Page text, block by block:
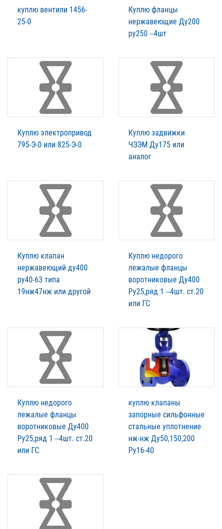
куплю вентили 1456-
25-0
Куплю фланцы
нержавеющие Ду200
ру250 --4шт
Куплю электропривод
795-Э-0 или 825-Э-0
Куплю задвижки
ЧЗЭМ Ду175 или
аналог
Куплю клапан
нержавеющий ду400
ру40-63 типа
19нж47нж или другой
Куплю недорого
лежалые фланцы
воротниковые Ду400
Ру25,ряд 1 --4шт. ст.20
или ГС
Куплю недорого
лежалые фланцы
воротниковые Ду400
Ру25,ряд 1 --4шт. ст.20
или ГС
куплю клапаны
запорные сильфонные
стальные уплотнение
нж-нж Ду50,150,200
Ру16-40